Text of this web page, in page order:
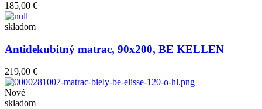
185,00 €
skladom
Antidekubitný matrac, 90x200, BE KELLEN
219,00 €
Nové
skladom